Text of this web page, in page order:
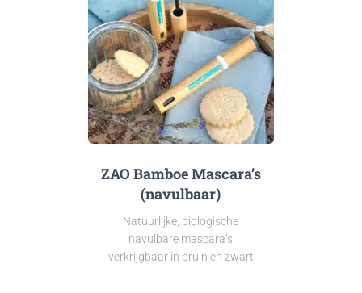
ZAO Bamboe Mascara’s
(navulbaar)
Natuurlijke, biologische
navulbare mascara’s
verkrijgbaar in bruin en zwart